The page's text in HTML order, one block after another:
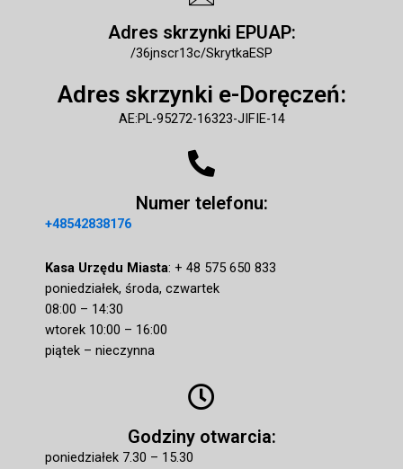
Adres skrzynki EPUAP:
/36jnscr13c/SkrytkaESP
Adres skrzynki e-Doręczeń:
AE:PL-95272-16323-JIFIE-14
Numer telefonu:
+48542838176
Kasa Urzędu Miasta: + 48 575 650 833
poniedziałek, środa, czwartek
08:00 – 14:30
wtorek 10:00 – 16:00
piątek – nieczynna
Godziny otwarcia:
poniedziałek 7.30 – 15.30